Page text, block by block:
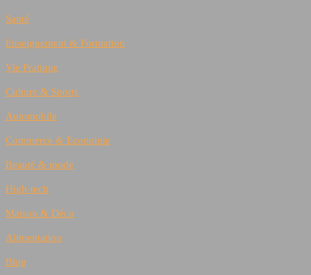
Santé
Enseignement & Formation
Vie Pratique
Culture & Sports
Automobile
Commerce & Economie
Beauté & mode
High-tech
Maison & Déco
Alimentation
Blog